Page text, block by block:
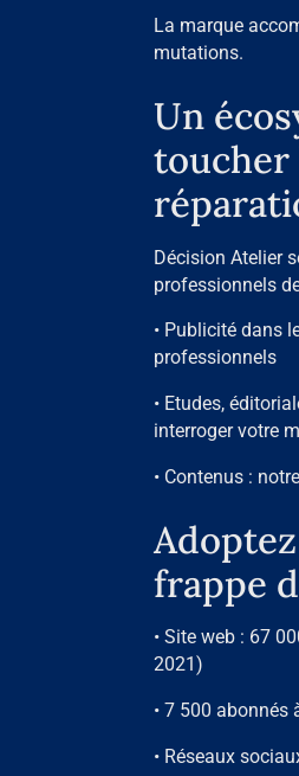
La marque
mutations.
Un
toucher
Décision Atelier
professionnels
• Publicité dans
professionnels
• Etudes,
interroger votre
• Contenus :
frappe
• Site web : 67
2021)
• 7 500 abonnés
• Réseaux